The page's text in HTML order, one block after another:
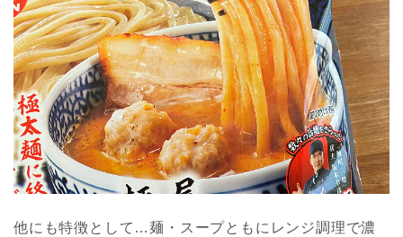
他にも特徴として…麺・スープともにレンジ調理で濃